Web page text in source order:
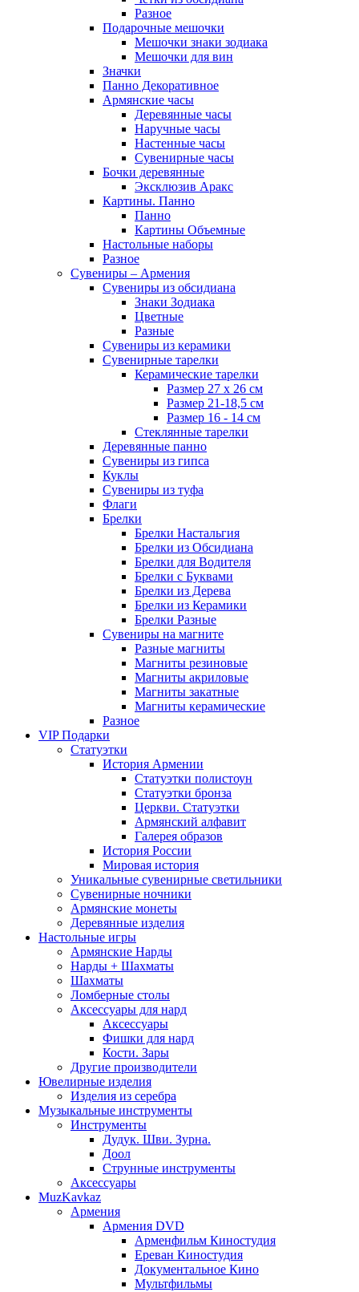
Разное
Подарочные мешочки
Мешочки знаки зодиака
Мешочки для вин
Значки
Панно Декоративное
Армянские часы
Деревянные часы
Наручные часы
Настенные часы
Сувенирные часы
Бочки деревянные
Эксклюзив Аракс
Картины. Панно
Панно
Картины Объемные
Настольные наборы
Разное
Сувениры – Армения
Сувениры из обсидиана
Знаки Зодиака
Цветные
Разные
Сувениры из керамики
Сувенирные тарелки
Керамические тарелки
Размер 27 х 26 см
Размер 21-18,5 см
Размер 16 - 14 см
Стеклянные тарелки
Деревянные панно
Сувениры из гипса
Куклы
Сувениры из туфа
Флаги
Брелки
Брелки Настальгия
Брелки из Обсидиана
Брелки для Водителя
Брелки с Буквами
Брелки из Дерева
Брелки из Керамики
Брелки Разные
Сувениры на магните
Разные магниты
Магниты резиновые
Магниты акриловые
Магниты закатные
Магниты керамические
Разное
VIP Подарки
Статуэтки
История Армении
Статуэтки полистоун
Статуэтки бронза
Церкви. Статуэтки
Армянский алфавит
Галерея образов
История России
Мировая история
Уникальные сувенирные светильники
Сувенирные ночники
Армянские монеты
Деревянные изделия
Настольные игры
Армянские Нарды
Нарды + Шахматы
Шахматы
Ломберные столы
Аксессуары для нард
Аксессуары
Фишки для нард
Кости. Зары
Другие производители
Ювелирные изделия
Изделия из серебра
Музыкальные инструменты
Инструменты
Дудук. Шви. Зурна.
Доол
Струнные инструменты
Аксессуары
MuzKavkaz
Армения
Армения DVD
Арменфильм Киностудия
Ереван Киностудия
Документальное Кино
Мультфильмы